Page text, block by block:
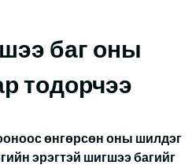
баг оны
тодорчээ
өнгөрсөн оны шилдэг
эрэгтэй шигшээ багийг